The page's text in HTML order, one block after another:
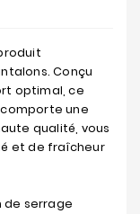
Conçu
optimal, ce
une
qualité, vous
et de fraîcheur
de serrage